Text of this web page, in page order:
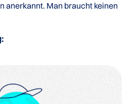
anerkannt. Man braucht keinen